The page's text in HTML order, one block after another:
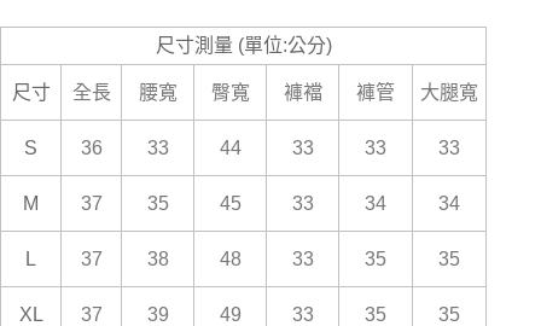
尺寸測量 (單位:公分)
尺寸 全長 腰寬 臀寬 褲襠 褲管 大腿寬
S 36 33 44 33 33 33
M 37 35 45 33 34 34
L 37 38 48 33 35 35
XL 37 39 49 33 35 35